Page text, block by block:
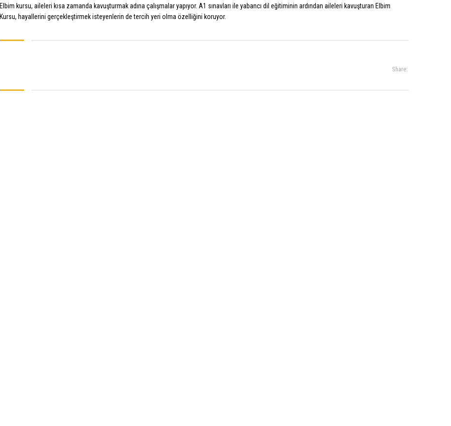
Elbim kursu, aileleri kısa zamanda kavuşturmak adına çalışmalar yapıyor. A1 sınavları ile yabancı dil eğitiminin ardından aileleri kavuşturan Elbim
Kursu, hayallerini gerçekleştirmek isteyenlerin de tercih yeri olma özelliğini koruyor.
Share: